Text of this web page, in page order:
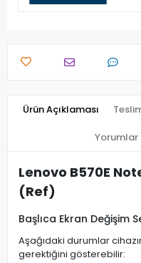
Ürün Açıklaması
Yorumlar
Lenovo B570E
(Ref)
Başlıca Ekran Değişim
Aşağıdaki durumlar
gerektiğini gösterebilir: